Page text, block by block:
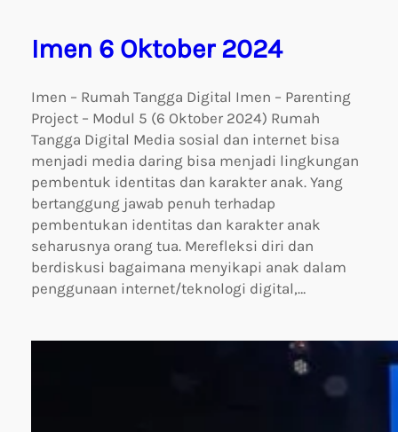
Imen 6 Oktober 2024
Imen – Rumah Tangga Digital Imen – Parenting
Project – Modul 5 (6 Oktober 2024) Rumah
Tangga Digital Media sosial dan internet bisa
menjadi media daring bisa menjadi lingkungan
pembentuk identitas dan karakter anak. Yang
bertanggung jawab penuh terhadap
pembentukan identitas dan karakter anak
seharusnya orang tua. Merefleksi diri dan
berdiskusi bagaimana menyikapi anak dalam
penggunaan internet/teknologi digital,…